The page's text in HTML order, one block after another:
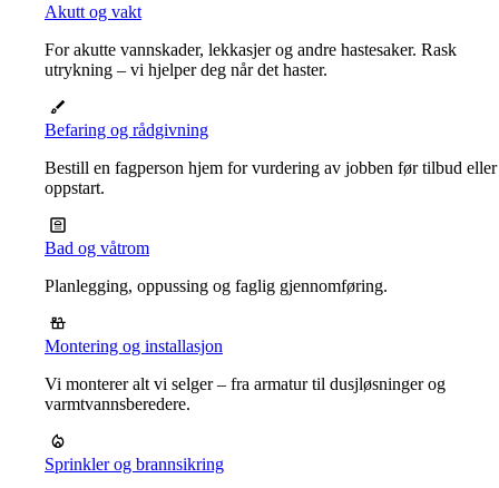
Akutt og vakt
For akutte vannskader, lekkasjer og andre hastesaker. Rask
utrykning – vi hjelper deg når det haster.
Befaring og rådgivning
Bestill en fagperson hjem for vurdering av jobben før tilbud eller
oppstart.
Bad og våtrom
Planlegging, oppussing og faglig gjennomføring.
Montering og installasjon
Vi monterer alt vi selger – fra armatur til dusjløsninger og
varmtvannsberedere.
Sprinkler og brannsikring